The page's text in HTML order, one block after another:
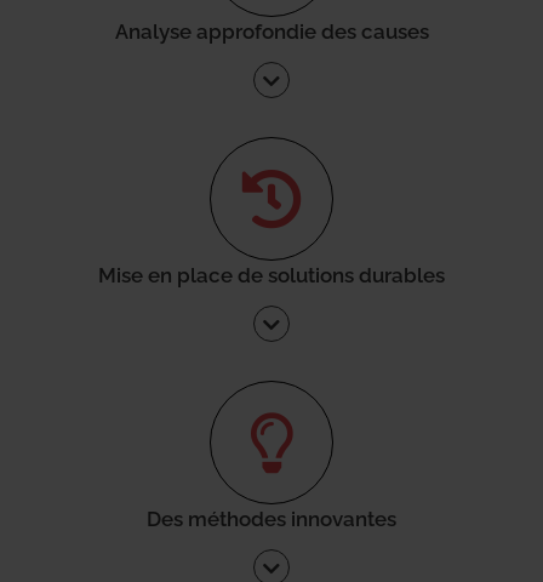
Analyse approfondie des causes
Mise en place de solutions durables
Des méthodes innovantes